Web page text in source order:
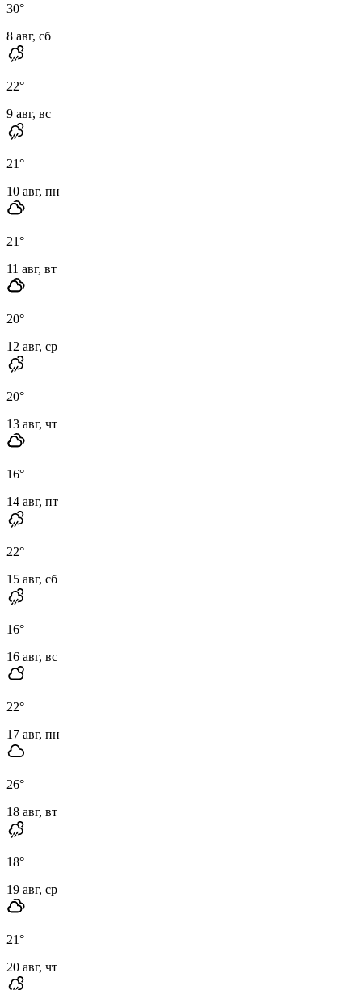
30°
8 авг, сб
22°
9 авг, вс
21°
10 авг, пн
21°
11 авг, вт
20°
12 авг, ср
20°
13 авг, чт
16°
14 авг, пт
22°
15 авг, сб
16°
16 авг, вс
22°
17 авг, пн
26°
18 авг, вт
18°
19 авг, ср
21°
20 авг, чт